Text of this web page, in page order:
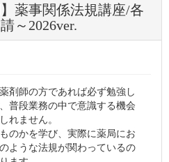
薬事関係法規講座/各
～2026ver.
剤師の方であれば必ず勉強し
普段業務の中で意識する機会
れません。
のかを学び、実際に薬局にお
ような法規が関わっているの